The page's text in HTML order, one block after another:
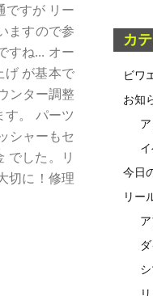
ですが リー
ますので参
すね... オー
が基本で
ンター調整
。 パーツ
シャーもセ
でした。リ
切に！修理
カ
ビワ
お知
今日
リー